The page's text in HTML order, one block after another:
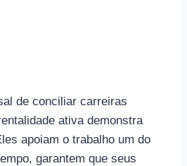
de conciliar carreiras
ativa demonstra
apoiam o trabalho um do
garantem que seus